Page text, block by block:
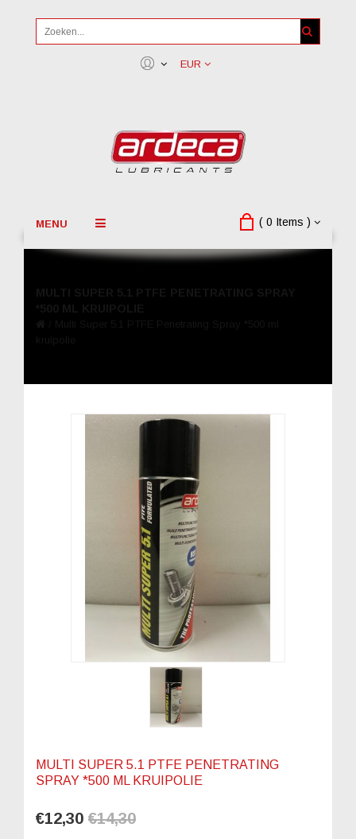
EUR
MENU ( 0 Items )
MULTI SUPER 5.1 PTFE PENETRATING
SPRAY *500 ML KRUIPOLIE
€12,30 €14,30